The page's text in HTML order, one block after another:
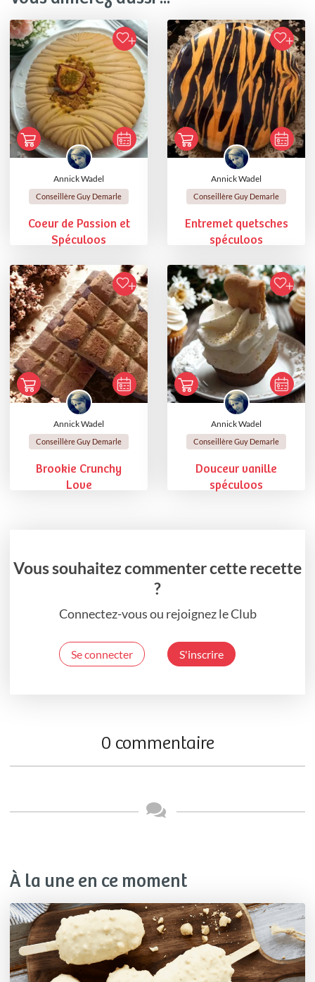
Annick Wadel
Conseillère Guy Demarle
Coeur de Passion et
Spéculoos
Annick Wadel
Conseillère Guy Demarle
Entremet quetsches
spéculoos
Annick Wadel
Conseillère Guy Demarle
Brookie Crunchy
Love
Annick Wadel
Conseillère Guy Demarle
Douceur vanille
spéculoos
Vous souhaitez commenter cette recette
?
Connectez-vous ou rejoignez le Club
Se connecter S'inscrire
0 commentaire
À la une en ce moment